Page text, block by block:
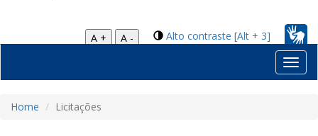
Alto contraste [Alt + 3]
A +
A -
Home Licitações